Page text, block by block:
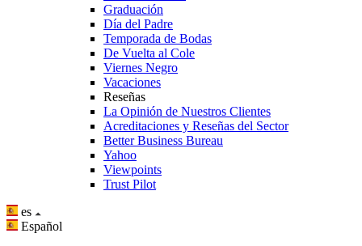
Graduación
Día del Padre
Temporada de Bodas
De Vuelta al Cole
Viernes Negro
Vacaciones
Reseñas
La Opinión de Nuestros Clientes
Acreditaciones y Reseñas del Sector
Better Business Bureau
Yahoo
Viewpoints
Trust Pilot
es
Español